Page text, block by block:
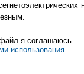
я соглашаюсь
использования.